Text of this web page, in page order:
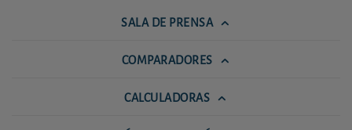
SALA DE PRENSA
COMPARADORES
CALCULADORAS